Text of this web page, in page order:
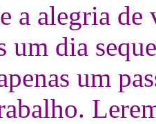
a alegria
um dia
um